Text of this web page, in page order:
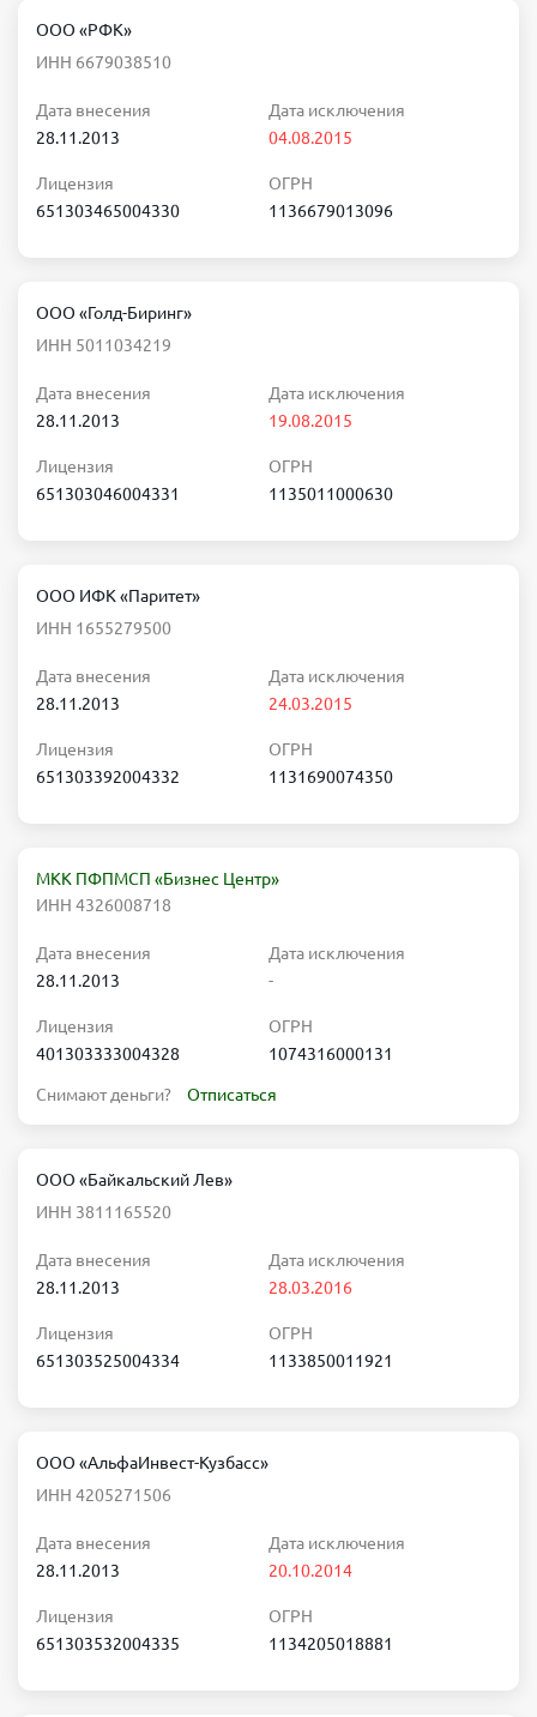
ООО «РФК»
ИНН 6679038510
Дата внесения
28.11.2013
Дата исключения
04.08.2015
Лицензия
651303465004330
ОГРН
1136679013096
ООО «Голд-Биринг»
ИНН 5011034219
Дата внесения
28.11.2013
Дата исключения
19.08.2015
Лицензия
651303046004331
ОГРН
1135011000630
ООО ИФК «Паритет»
ИНН 1655279500
Дата внесения
28.11.2013
Дата исключения
24.03.2015
Лицензия
651303392004332
ОГРН
1131690074350
МКК ПФПМСП «Бизнес Центр»
ИНН 4326008718
Дата внесения
28.11.2013
Дата исключения
-
Лицензия
401303333004328
ОГРН
1074316000131
Снимают деньги? Отписаться
ООО «Байкальский Лев»
ИНН 3811165520
Дата внесения
28.11.2013
Дата исключения
28.03.2016
Лицензия
651303525004334
ОГРН
1133850011921
ООО «АльфаИнвест-Кузбасс»
ИНН 4205271506
Дата внесения
28.11.2013
Дата исключения
20.10.2014
Лицензия
651303532004335
ОГРН
1134205018881